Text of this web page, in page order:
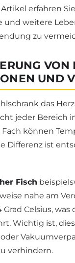
erfahren
und weitere
zu
UND
das
jeder Bereich
können
Differenz ist
Fisch
nahe am
Grad Celsius,
Wichtig ist,
verhindern.